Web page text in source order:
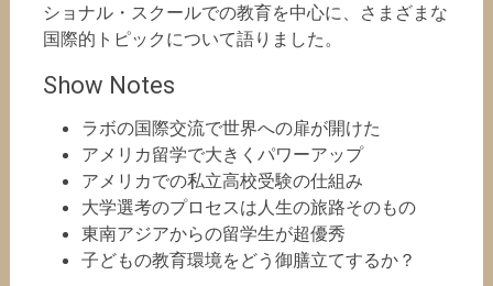
ショナル・スクールでの教育を中心に、さまざまな
国際的トピックについて語りました。
Show Notes
ラボの国際交流で世界への扉が開けた
アメリカ留学で大きくパワーアップ
アメリカでの私立高校受験の仕組み
大学選考のプロセスは人生の旅路そのもの
東南アジアからの留学生が超優秀
子どもの教育環境をどう御膳立てするか？